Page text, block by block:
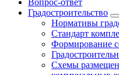
Вопрос-ответ
Градостроительство
Нормативы
Стандарт
Формирование
Схемы